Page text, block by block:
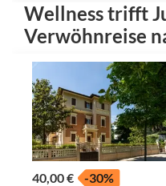
Wellness trifft
Verwöhnreise
40,00 €
-30%